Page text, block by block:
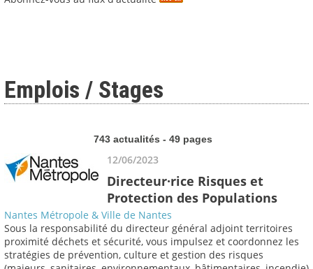
Emplois / Stages
743 actualités - 49 pages
12/06/2023
Directeur·rice Risques et
Protection des Populations
Nantes Métropole & Ville de Nantes
Sous la responsabilité du directeur général adjoint territoires
proximité déchets et sécurité, vous impulsez et coordonnez les
stratégies de prévention, culture et gestion des risques